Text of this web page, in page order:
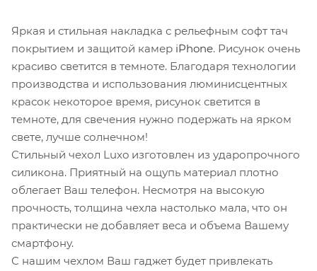
Яркая и стильная накладка с рельефным софт тач
покрытием и защитой камер iPhone. Рисунок очень
красиво светится в темноте. Благодаря технологии
производства и использования люминисцентных
красок некоторое время, рисунок светится в
темноте, для свечения нужно подержать на ярком
свете, лучше солнечном!
Стильный чехол Luxo изготовлен из ударопрочного
силикона. Приятный на ощупь материал плотно
облегает Ваш телефон. Несмотря на высокую
прочность, толщина чехла настолько мала, что он
практически не добавляет веса и объема Вашему
смартфону.
С нашим чехлом Ваш гаджет будет привлекать